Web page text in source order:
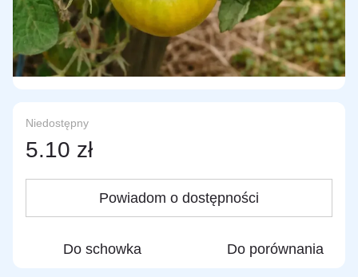
Niedostępny
5.10 zł
Powiadom o dostępności
Do schowka Do porównania